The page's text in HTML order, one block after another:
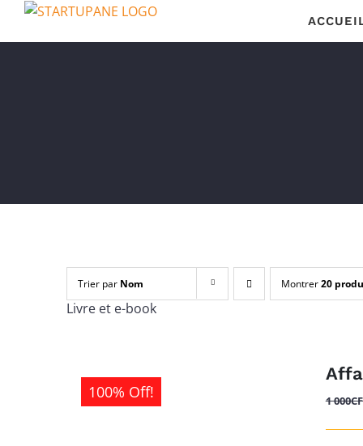
Passer
Livre et e-book
Trier par Nom Montrer20
100% Off! 1 000